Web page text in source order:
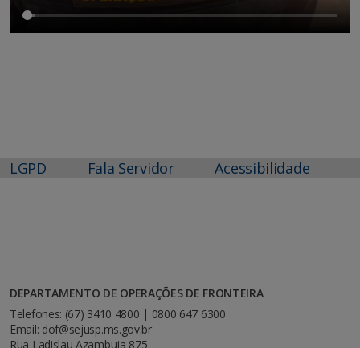
LGPD Fala Servidor Acessibilidade
DEPARTAMENTO DE OPERAÇÕES DE FRONTEIRA
Telefones: (67) 3410 4800 | 0800 647 6300
Email: dof@sejusp.ms.gov.br
Rua Ladislau Azambuja 875